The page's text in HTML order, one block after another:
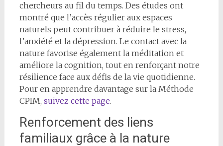
chercheurs au fil du temps. Des études ont
montré que l’accès régulier aux espaces
naturels peut contribuer à réduire le stress,
l’anxiété et la dépression. Le contact avec la
nature favorise également la méditation et
améliore la cognition, tout en renforçant notre
résilience face aux défis de la vie quotidienne.
Pour en apprendre davantage sur la Méthode
CPIM, suivez cette page.
Renforcement des liens
familiaux grâce à la nature